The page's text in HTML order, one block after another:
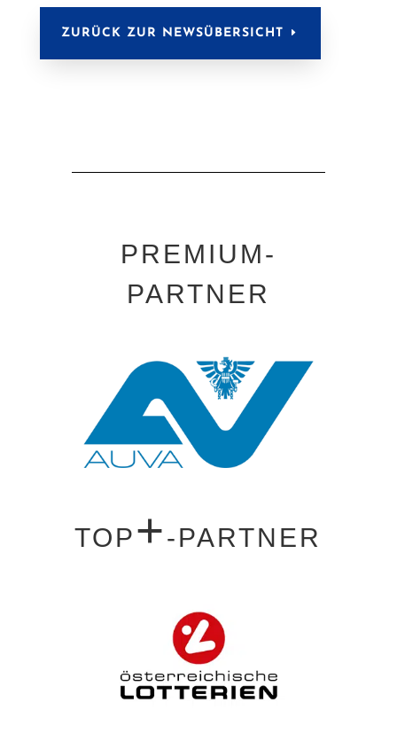
ZURÜCK ZUR NEWSÜBERSICHT
PREMIUM-
PARTNER
TOP+-PARTNER